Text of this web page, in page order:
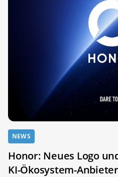
NEWS
Honor: Neues Logo
KI-Ökosystem-Anbieter